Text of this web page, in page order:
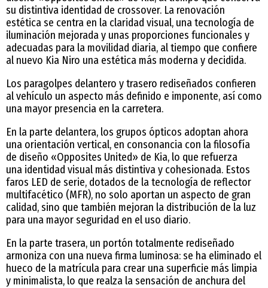
su distintiva identidad de crossover. La renovación
estética se centra en la claridad visual, una tecnología de
iluminación mejorada y unas proporciones funcionales y
adecuadas para la movilidad diaria, al tiempo que confiere
al nuevo Kia Niro una estética más moderna y decidida.
Los paragolpes delantero y trasero rediseñados confieren
al vehículo un aspecto más definido e imponente, así como
una mayor presencia en la carretera.
En la parte delantera, los grupos ópticos adoptan ahora
una orientación vertical, en consonancia con la filosofía
de diseño «Opposites United» de Kia, lo que refuerza
una identidad visual más distintiva y cohesionada. Estos
faros LED de serie, dotados de la tecnología de reflector
multifacético (MFR), no solo aportan un aspecto de gran
calidad, sino que también mejoran la distribución de la luz
para una mayor seguridad en el uso diario.
En la parte trasera, un portón totalmente rediseñado
armoniza con una nueva firma luminosa: se ha eliminado el
hueco de la matrícula para crear una superficie más limpia
y minimalista, lo que realza la sensación de anchura del